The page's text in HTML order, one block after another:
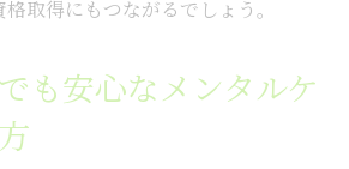
取得にもつながるでしょう。
も安心なメンタルケ